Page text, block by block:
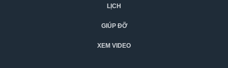
LỊCH
GIÚP ĐỠ
XEM VIDEO